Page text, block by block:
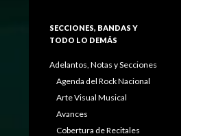
SECCIONES, BANDAS Y
TODO LO DEMÁS
Adelantos, Notas y Secciones
Agenda del Rock Nacional
Arte Visual Musical
Avances
Cobertura de Recitales